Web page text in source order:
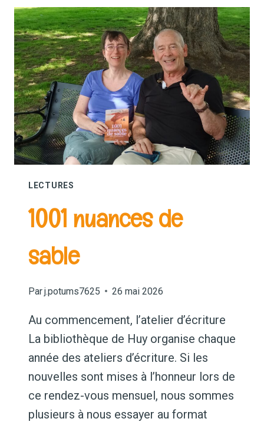
LECTURES
1001 nuances de
sable
Parj.potums7625 26 mai 2026
Au commencement, l’atelier d’écriture
La bibliothèque de Huy organise chaque
année des ateliers d’écriture. Si les
nouvelles sont mises à l’honneur lors de
ce rendez-vous mensuel, nous sommes
plusieurs à nous essayer au format